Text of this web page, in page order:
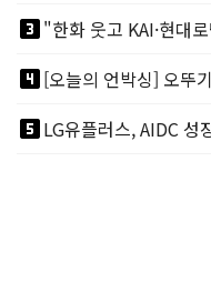
looks_3"한화 웃고 KAI·현대
looks_4
looks_5